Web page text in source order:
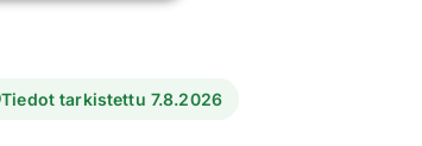
Tiedot tarkistettu 7.8.2026